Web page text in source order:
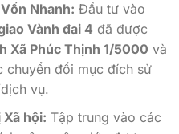
Nhanh: Đầu tư vào
Vành đai 4 đã được
Xã Phúc Thịnh 1/5000 và
chuyển đổi mục đích sử
vụ.
hội: Tập trung vào các